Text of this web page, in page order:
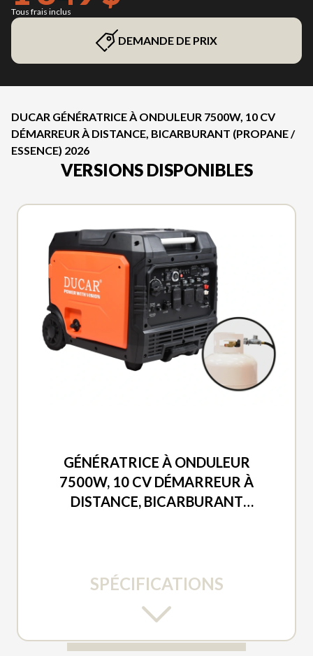
Tous frais inclus
DEMANDE DE PRIX
DUCAR GÉNÉRATRICE À ONDULEUR 7500W, 10 CV
DÉMARREUR À DISTANCE, BICARBURANT (PROPANE /
ESSENCE) 2026
VERSIONS DISPONIBLES
GÉNÉRATRICE À ONDULEUR
7500W, 10 CV DÉMARREUR À
DISTANCE, BICARBURANT
SPÉCIFICATIONS